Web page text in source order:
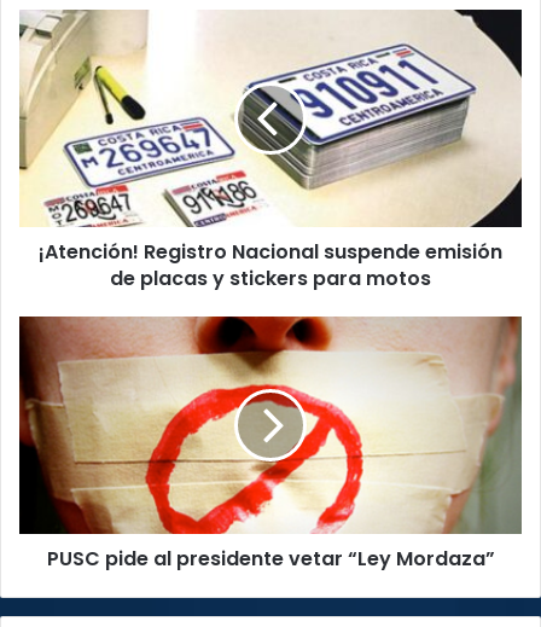
¡Atención!
Registro
Nacional
suspende
emisión
placas
stickers
para¡Atención! Registro Nacional suspende emisión
de placas y stickers para motos
PUSC
al
presidente
vetar
“Ley
Mordaza”
PUSC pide al presidente vetar “Ley Mordaza”